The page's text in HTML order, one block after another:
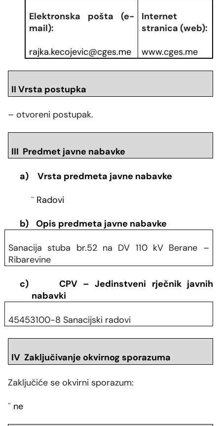
Elektronska pošta (e-
mail):
rajka.kecojevic@cges.me
Internet
stranica (web):
www.cges.me
II Vrsta postupka
– otvoreni postupak.
III Predmet javne nabavke
a)
Vrsta predmeta javne nabavke
¨ Radovi
b)
Opis predmeta javne nabavke
Sanacija stuba br.52 na DV 110 kV Berane –
Ribarevine
c)
CPV – Jedinstveni rječnik javnih
nabavki
45453100-8 Sanacijski radovi
IV Zaključivanje okvirnog sporazuma
Zaključiće se okvirni sporazum:
¨ ne